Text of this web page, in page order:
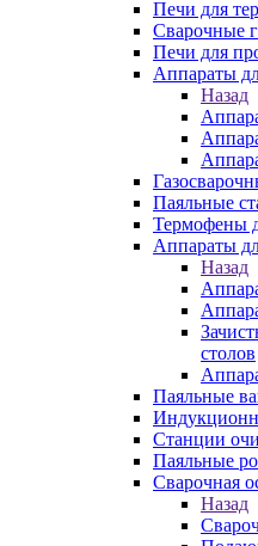
Печи для
Сварочные
Печи для
Аппараты
Назад
Паяльные
Термофены
Аппараты
Назад
столов
Паяльные
Станции
Паяльные
Сварочная
Назад